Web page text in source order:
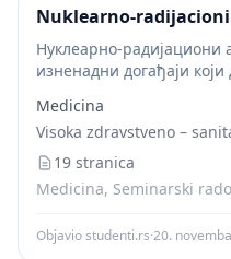
Nuklearno-
Нуклеарно-радијациони
изненадни догађаји
контаминације животне
норми, при чему могу да
последице. Такве...
Medicina
19 stranica
Medicina, Seminarski
Objavio studenti.rs·20.